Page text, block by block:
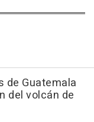
de Guatemala
del volcán de